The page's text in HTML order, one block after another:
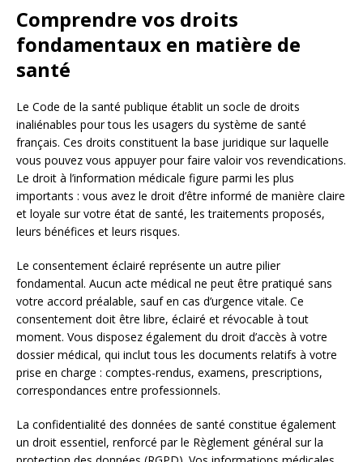
Comprendre vos droits
fondamentaux en matière de
santé
Le Code de la santé publique établit un socle de droits
inaliénables pour tous les usagers du système de santé
français. Ces droits constituent la base juridique sur laquelle
vous pouvez vous appuyer pour faire valoir vos revendications.
Le droit à l’information médicale figure parmi les plus
importants : vous avez le droit d’être informé de manière claire
et loyale sur votre état de santé, les traitements proposés,
leurs bénéfices et leurs risques.
Le consentement éclairé représente un autre pilier
fondamental. Aucun acte médical ne peut être pratiqué sans
votre accord préalable, sauf en cas d’urgence vitale. Ce
consentement doit être libre, éclairé et révocable à tout
moment. Vous disposez également du droit d’accès à votre
dossier médical, qui inclut tous les documents relatifs à votre
prise en charge : comptes-rendus, examens, prescriptions,
correspondances entre professionnels.
La confidentialité des données de santé constitue également
un droit essentiel, renforcé par le Règlement général sur la